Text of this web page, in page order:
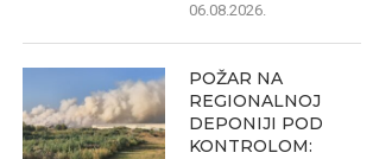
06.08.2026.
POŽAR NA
REGIONALNOJ
DEPONIJI POD
KONTROLOM: